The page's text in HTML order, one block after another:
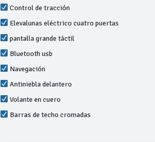
Control de tracción
Elevalunas eléctrico cuatro puertas
pantalla grande táctil
Bluetooth usb
Navegación
Antiniebla delantero
Volante en cuero
Barras de techo cromadas